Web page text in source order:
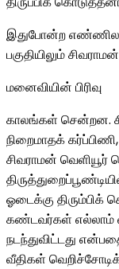
இதுபோன்ற
பகுதியிலும்
மனைவியின் பிரிவு
காலங்கள் சென்றன.
நிறைமாதக்
சிவராமன் வெளியூர்
ஓடைக்கு திரும்பிக்
கண்டவர்கள் எல்லாம்
நடந்துவிட்டது
வீதிகள்